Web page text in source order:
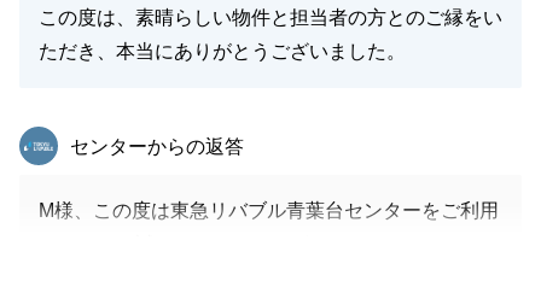
この度は、素晴らしい物件と担当者の方とのご縁をい
ただき、本当にありがとうございました。
東急リバブル
センターからの返答
M様、この度は東急リバブル青葉台センターをご利用